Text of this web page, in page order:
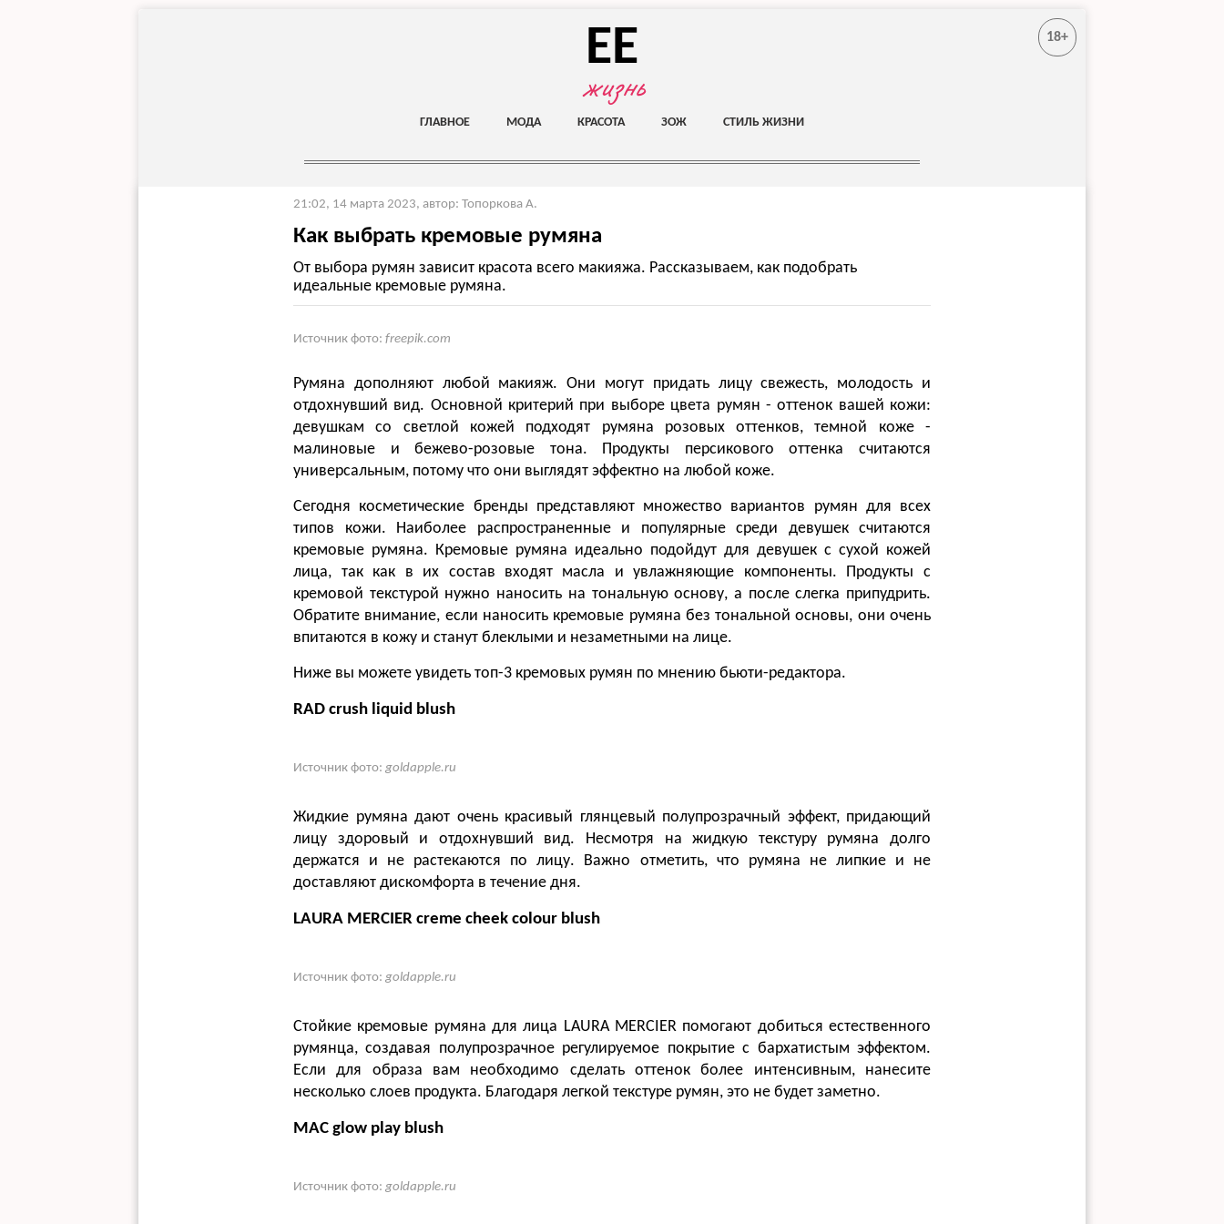
EE
жизнь
18+
ГЛАВНОЕ МОДА КРАСОТА ЗОЖ СТИЛЬ ЖИЗНИ
21:02, 14 марта 2023, автор: Топоркова А.
Как выбрать кремовые румяна
От выбора румян зависит красота всего макияжа. Рассказываем, как подобрать
идеальные кремовые румяна.
Источник фото: freepik.com
Румяна дополняют любой макияж. Они могут придать лицу свежесть, молодость и
отдохнувший вид. Основной критерий при выборе цвета румян - оттенок вашей кожи:
девушкам со светлой кожей подходят румяна розовых оттенков, темной коже -
малиновые и бежево-розовые тона. Продукты персикового оттенка считаются
универсальным, потому что они выглядят эффектно на любой коже.
Сегодня косметические бренды представляют множество вариантов румян для всех
типов кожи. Наиболее распространенные и популярные среди девушек считаются
кремовые румяна. Кремовые румяна идеально подойдут для девушек с сухой кожей
лица, так как в их состав входят масла и увлажняющие компоненты. Продукты с
кремовой текстурой нужно наносить на тональную основу, а после слегка припудрить.
Обратите внимание, если наносить кремовые румяна без тональной основы, они очень
впитаются в кожу и станут блеклыми и незаметными на лице.
Ниже вы можете увидеть топ-3 кремовых румян по мнению бьюти-редактора.
RAD crush liquid blush
Источник фото: goldapple.ru
Жидкие румяна дают очень красивый глянцевый полупрозрачный эффект, придающий
лицу здоровый и отдохнувший вид. Несмотря на жидкую текстуру румяна долго
держатся и не растекаются по лицу. Важно отметить, что румяна не липкие и не
доставляют дискомфорта в течение дня.
LAURA MERCIER creme cheek colour blush
Источник фото: goldapple.ru
Стойкие кремовые румяна для лица LAURA MERCIER помогают добиться естественного
румянца, создавая полупрозрачное регулируемое покрытие с бархатистым эффектом.
Если для образа вам необходимо сделать оттенок более интенсивным, нанесите
несколько слоев продукта. Благодаря легкой текстуре румян, это не будет заметно.
MAC glow play blush
Источник фото: goldapple.ru